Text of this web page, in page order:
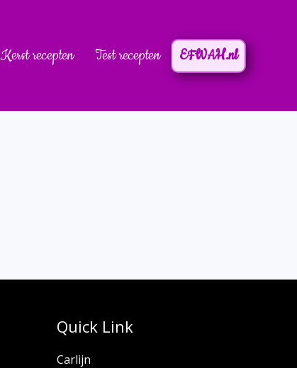
Kerst recepten Test recepten EFWAH.nl
Quick Link
Carlijn